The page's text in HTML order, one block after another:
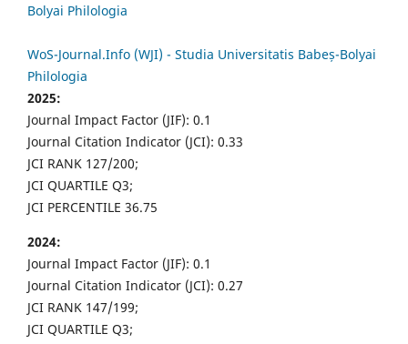
Bolyai Philologia
WoS-Journal.Info (WJI) - Studia Universitatis Babeș-Bolyai
Philologia
2025:
Journal Impact Factor (JIF): 0.1
Journal Citation Indicator (JCI): 0.33
JCI RANK 127/200;
JCI QUARTILE Q3;
JCI PERCENTILE 36.75
2024:
Journal Impact Factor (JIF): 0.1
Journal Citation Indicator (JCI): 0.27
JCI RANK 147/199;
JCI QUARTILE Q3;